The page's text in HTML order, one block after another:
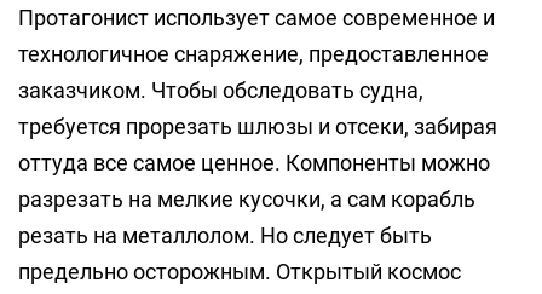
Протагонист использует самое современное и
технологичное снаряжение, предоставленное
заказчиком. Чтобы обследовать судна,
требуется прорезать шлюзы и отсеки, забирая
оттуда все самое ценное. Компоненты можно
разрезать на мелкие кусочки, а сам корабль
резать на металлолом. Но следует быть
предельно осторожным. Открытый космос